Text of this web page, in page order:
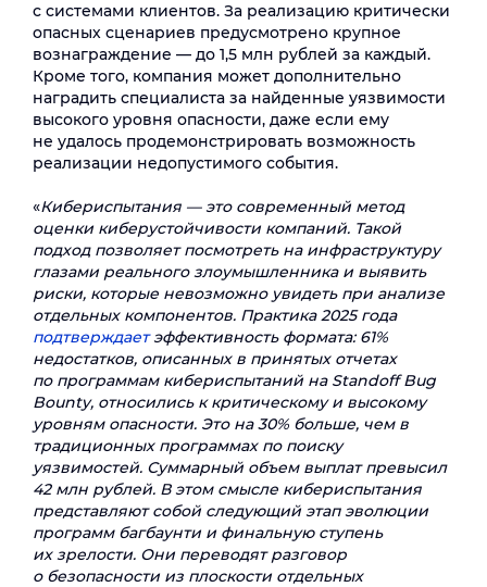
с системами клиентов. За реализацию критически
опасных сценариев предусмотрено крупное
вознаграждение — до 1,5 млн рублей за каждый.
Кроме того, компания может дополнительно
наградить специалиста за найденные уязвимости
высокого уровня опасности, даже если ему
не удалось продемонстрировать возможность
реализации недопустимого события.
«Кибериспытания — это современный метод
оценки киберустойчивости компаний. Такой
подход позволяет посмотреть на инфраструктуру
глазами реального злоумышленника и выявить
риски, которые невозможно увидеть при анализе
отдельных компонентов. Практика 2025 года
подтверждаетэффективность формата: 61%
недостатков, описанных в принятых отчетах
по программам кибериспытаний на Standoff Bug
Bounty, относились к критическому и высокому
уровням опасности. Это на 30% больше, чем в
традиционных программах по поиску
уязвимостей. Суммарный объем выплат превысил
42 млн рублей. В этом смысле кибериспытания
представляют собой следующий этап эволюции
программ багбаунти и финальную ступень
их зрелости. Они переводят разговор
о безопасности из плоскости отдельных